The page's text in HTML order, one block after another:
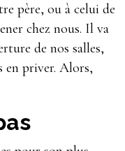
père, ou à celui de
chez nous. Il va
de nos salles,
en priver. Alors,